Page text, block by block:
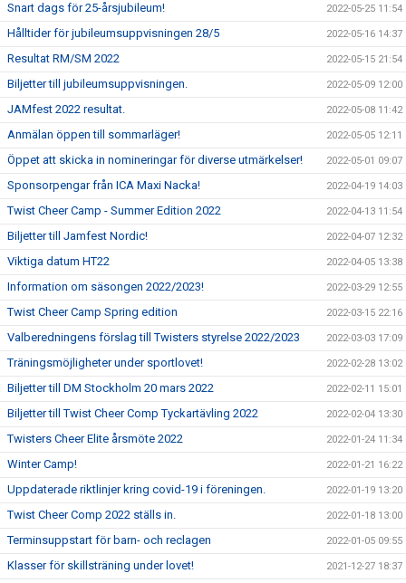
Snart dags för 25-årsjubileum! 2022-05-25 11:54
Hålltider för jubileumsuppvisningen 28/5 2022-05-16 14:37
Resultat RM/SM 2022 2022-05-15 21:54
Biljetter till jubileumsuppvisningen. 2022-05-09 12:00
JAMfest 2022 resultat. 2022-05-08 11:42
Anmälan öppen till sommarläger! 2022-05-05 12:11
Öppet att skicka in nomineringar för diverse utmärkelser! 2022-05-01 09:07
Sponsorpengar från ICA Maxi Nacka! 2022-04-19 14:03
Twist Cheer Camp - Summer Edition 2022 2022-04-13 11:54
Biljetter till Jamfest Nordic! 2022-04-07 12:32
Viktiga datum HT22 2022-04-05 13:38
Information om säsongen 2022/2023! 2022-03-29 12:55
Twist Cheer Camp Spring edition 2022-03-15 22:16
Valberedningens förslag till Twisters styrelse 2022/2023 2022-03-03 17:09
Träningsmöjligheter under sportlovet! 2022-02-28 13:02
Biljetter till DM Stockholm 20 mars 2022 2022-02-11 15:01
Biljetter till Twist Cheer Comp Tyckartävling 2022 2022-02-04 13:30
Twisters Cheer Elite årsmöte 2022 2022-01-24 11:34
Winter Camp! 2022-01-21 16:22
Uppdaterade riktlinjer kring covid-19 i föreningen. 2022-01-19 13:20
Twist Cheer Comp 2022 ställs in. 2022-01-18 13:00
Terminsuppstart för barn- och reclagen 2022-01-05 09:55
Klasser för skillsträning under lovet! 2021-12-27 18:37